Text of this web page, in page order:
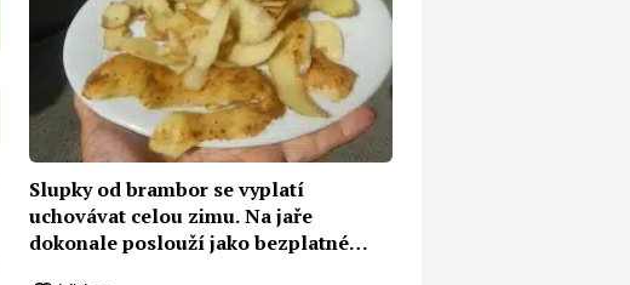
Slupky od brambor se vyplatí
uchovávat celou zimu. Na jaře
dokonale poslouží jako bezplatné